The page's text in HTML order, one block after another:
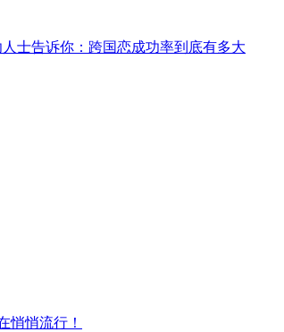
士告诉你：跨国恋成功率到底有多大
悄悄流行！